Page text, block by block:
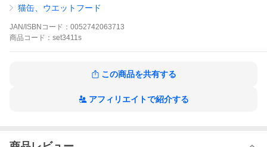
原材料
チキン、ポーク、コーンスターチ、小麦、エンドウマメ、グルコ
ース、全卵、セルロース、植物性油脂、ピーカンナッツ殻パウダ
ー、亜麻仁、ビートパルプ、デキストリン、柑橘類、クランベリ
ー、増粘多糖類、ミネラル類、アミノ酸類、キシロース、L-カル
たんぱく質5.0％以上、脂質1.3％以上、粗繊維2.8％以下、灰分3.
猫缶、ウエットフード
JAN/ISBNコード： 0052742063713
商品 コード： set3411s
この商品を共有する
アフィリエイトで紹介する